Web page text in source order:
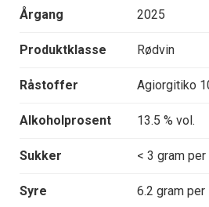
Årgang 2025
Produktklasse Rødvin
Råstoffer Agiorgitiko
Alkoholprosent 13.5 % vol.
Sukker < 3 gram
Syre 6.2 gram